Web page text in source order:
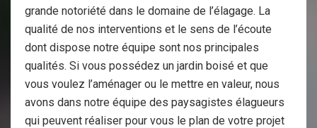
grande notoriété dans le domaine de l’élagage. La
qualité de nos interventions et le sens de l’écoute
dont dispose notre équipe sont nos principales
qualités. Si vous possédez un jardin boisé et que
vous voulez l’aménager ou le mettre en valeur, nous
avons dans notre équipe des paysagistes élagueurs
qui peuvent réaliser pour vous le plan de votre projet